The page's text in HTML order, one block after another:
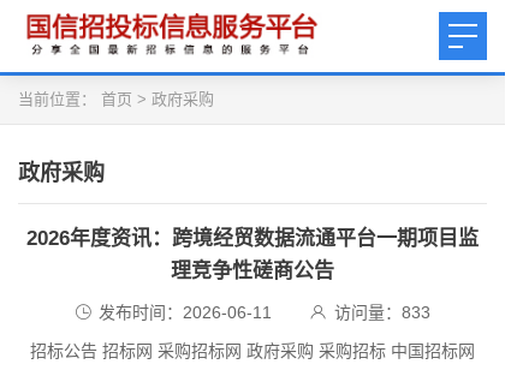
当前位置： 首页 > 政府采购
政府采购
2026年度资讯：跨境经贸数据流通平台一期项目监
理竞争性磋商公告
发布时间：2026-06-11 访问量： 833
招标公告 招标网 采购招标网 政府采购 采购招标 中国招标网